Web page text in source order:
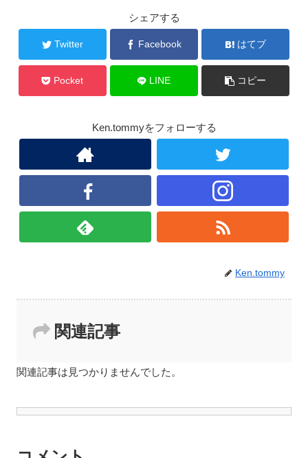
シェアする
Twitter Facebook はてブ
Pocket LINE コピー
Ken.tommyをフォローする
Ken.tommy
関連記事
関連記事は見つかりませんでした。